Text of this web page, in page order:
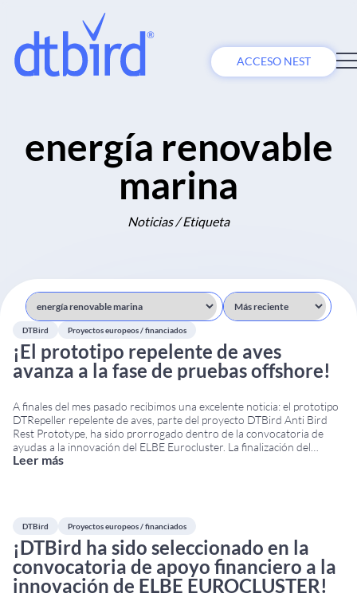
ACCESO NEST
energía renovable
marina
Noticias / Etiqueta
DTBird Proyectos europeos / financiados
¡El prototipo repelente de aves
avanza a la fase de pruebas offshore!
A finales del mes pasado recibimos una excelente noticia: el prototipo
DTRepeller repelente de aves, parte del proyecto DTBird Anti Bird
Rest Prototype, ha sido prorrogado dentro de la convocatoria de
ayudas a la innovación del ELBE Eurocluster. La finalización del
proyecto está prevista para junio de 2025, permitiendo continuar con
Leer más
DTBird Proyectos europeos / financiados
¡DTBird ha sido seleccionado en la
convocatoria de apoyo financiero a la
innovación de ELBE EUROCLUSTER!